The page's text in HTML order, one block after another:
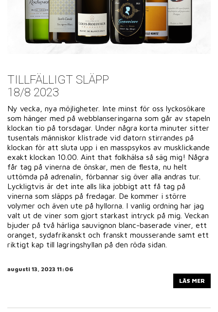
TILLFÄLLIGT SLÄPP
18/8 2023
Ny vecka, nya möjligheter. Inte minst för oss lyckosökare
som hänger med på webblanseringarna som går av stapeln
klockan tio på torsdagar. Under några korta minuter sitter
tusentals människor klistrade vid datorn stirrandes på
klockan för att sluta upp i en masspsykos av musklickande
exakt klockan 10.00. Aint that folkhälsa så säg mig! Några
får tag på vinerna de önskar, men de flesta, nu helt
uttömda på adrenalin, förbannar sig över alla andras tur.
Lyckligtvis är det inte alls lika jobbigt att få tag på
vinerna som släpps på fredagar. De kommer i större
volymer och även ute på hyllorna. I vanlig ordning har jag
valt ut de viner som gjort starkast intryck på mig. Veckan
bjuder på två härliga sauvignon blanc-baserade viner, ett
oranget, sydafrikanskt och franskt mousserande samt ett
riktigt kap till lagringshyllan på den röda sidan.
augusti 13, 2023 11:06
LÄS MER